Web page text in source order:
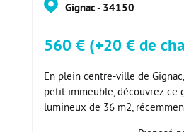
Gignac - 34150
560 € (+20 € de
En plein centre-ville de
petit immeuble, découvrez ce
lumineux de 36 m2,